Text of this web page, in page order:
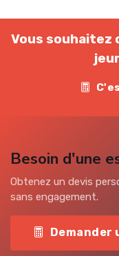
Vous souhaitez
Besoin d'une
Obtenez un devis
sans engagement.
Demander